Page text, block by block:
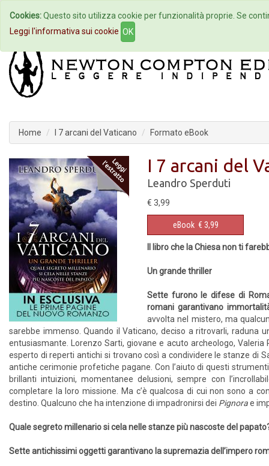
Home Autori Eventi
Home I 7 arcani del Vaticano Formato eBook
I 7 arcani del
Leandro Sperduti
€ 3,99
eBook € 3,99
Il libro che la Chiesa non ti
Un grande thriller
Sette furono le difese di
romani garantivano
avvolta nel mistero, ma
sarebbe immenso. Quando il Vaticano, deciso a ritrovarli, raduna
entusiasmante. Lorenzo Sarti, giovane e acuto archeologo,
esperto di reperti antichi si trovano così a condividere le stanze di
antiche cerimonie profetiche pagane. Con l’aiuto di questi
brillanti intuizioni, momentanee delusioni, sempre con
completare la loro missione. Ma c’è qualcosa di cui non sono a
destino. Qualcuno che ha intenzione di impadronirsi dei Pignorae
Quale segreto millenario si cela nelle stanze più nascoste del
Sette antichissimi oggetti garantivano la supremazia dell’impero
Cookies:Questo sito utilizza cookie per funzionalità proprie. Se
Leggi l'informativa sui cookie OK